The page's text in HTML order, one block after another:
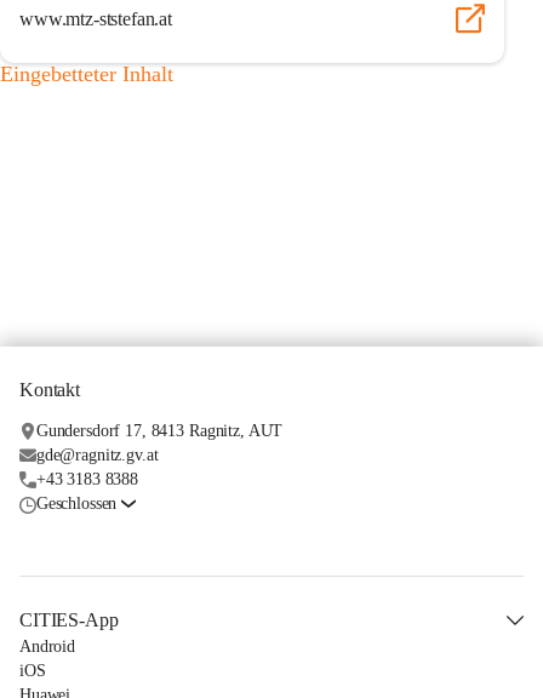
www.mtz-ststefan.at
Eingebetteter Inhalt
Kontakt
Gundersdorf 17, 8413 Ragnitz, AUT
gde@ragnitz.gv.at
+43 3183 8388
Geschlossen
CITIES-App
Android
iOS